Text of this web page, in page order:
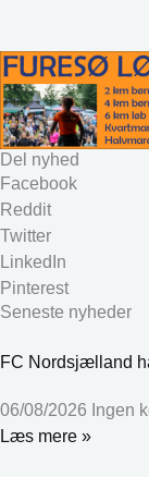
Del nyhed
Facebook
Reddit
Twitter
LinkedIn
Pinterest
Seneste nyheder
FC Nordsjælland
06/08/2026 Ingen
Læs mere »